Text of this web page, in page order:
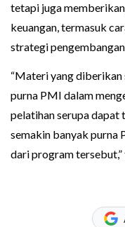
tetapi juga
keuangan, termasuk
strategi
‎“Materi yang diberikan
purna PMI dalam
pelatihan serupa dapat
semakin banyak purna
dari program tersebut,”